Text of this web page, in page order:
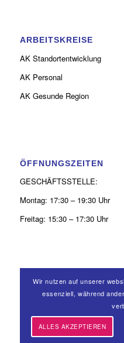
ARBEITSKREISE
AK Standortentwicklung
AK Personal
AK Gesunde Region
ÖFFNUNGSZEITEN
GESCHÄFTSSTELLE:
Montag: 17:30 – 19:30 Uhr
Freitag: 15:30 – 17:30 Uhr
Wir nutzen auf unserer
essenziell, während
ALLES AKZEPTIEREN